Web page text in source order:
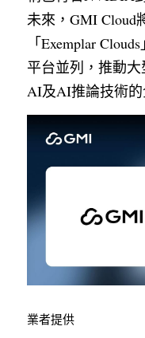
未來，GMI Cloud
「Exemplar
平台並列，推動
AI及AI推論技術的
業者提供